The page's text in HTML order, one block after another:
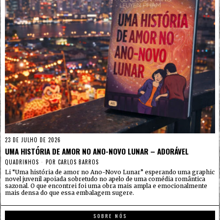
23 DE JULHO DE 2026
UMA HISTÓRIA DE AMOR NO ANO-NOVO LUNAR – ADORÁVEL
QUADRINHOS POR CARLOS BARROS
Li “Uma história de amor no Ano-Novo Lunar” esperando uma graphic
novel juvenil apoiada sobretudo no apelo de uma comédia romântica
sazonal. O que encontrei foi uma obra mais ampla e emocionalmente
mais densa do que essa embalagem sugere.
SOBRE NÓS